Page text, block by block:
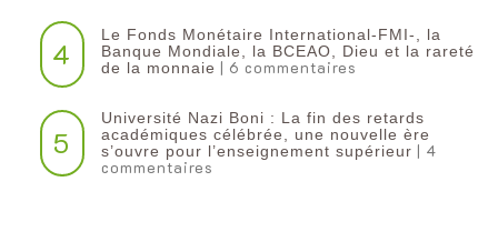
4
Le Fonds Monétaire International-FMI-, la
Banque Mondiale, la BCEAO, Dieu et la rareté
de la monnaie | 6 commentaires
5
Université Nazi Boni : La fin des retards
académiques célébrée, une nouvelle ère
s’ouvre pour l’enseignement supérieur | 4
commentaires